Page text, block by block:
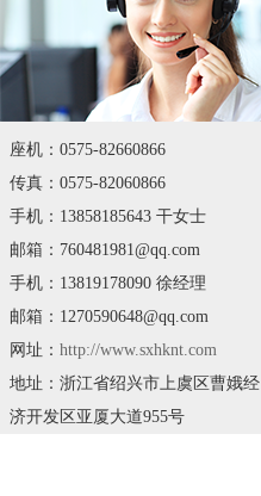
座机：0575-82660866
传真：0575-82060866
手机：13858185643 干女士
邮箱：760481981@qq.com
手机：13819178090 徐经理
邮箱：1270590648@qq.com
网址： http://www.sxhknt.com
地址：浙江省绍兴市上虞区曹娥经
济开发区亚厦大道955号